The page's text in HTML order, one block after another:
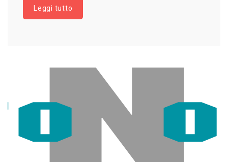
Leggi tutto